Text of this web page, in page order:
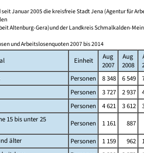
Januar 2005 die kreisfreie Stadt Jena (Agentur für
Altenburg-Gera)und der Landkreis Schmalkalden-
und Arbeitslosenquoten 2007 bis 2014
Einheit
Aug
2007
Aug
2008
Personen 8 348 6 549
Personen 3 727 2 937
Personen 4 621 3 612
15 bis unter 25
Personen 1 161 887
älter
Personen 1 159 962